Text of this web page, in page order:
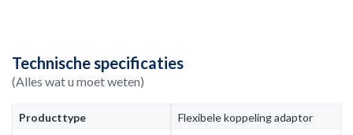
Technische specificaties
(Alles wat u moet weten)
Producttype
Flexibele koppeling adaptor